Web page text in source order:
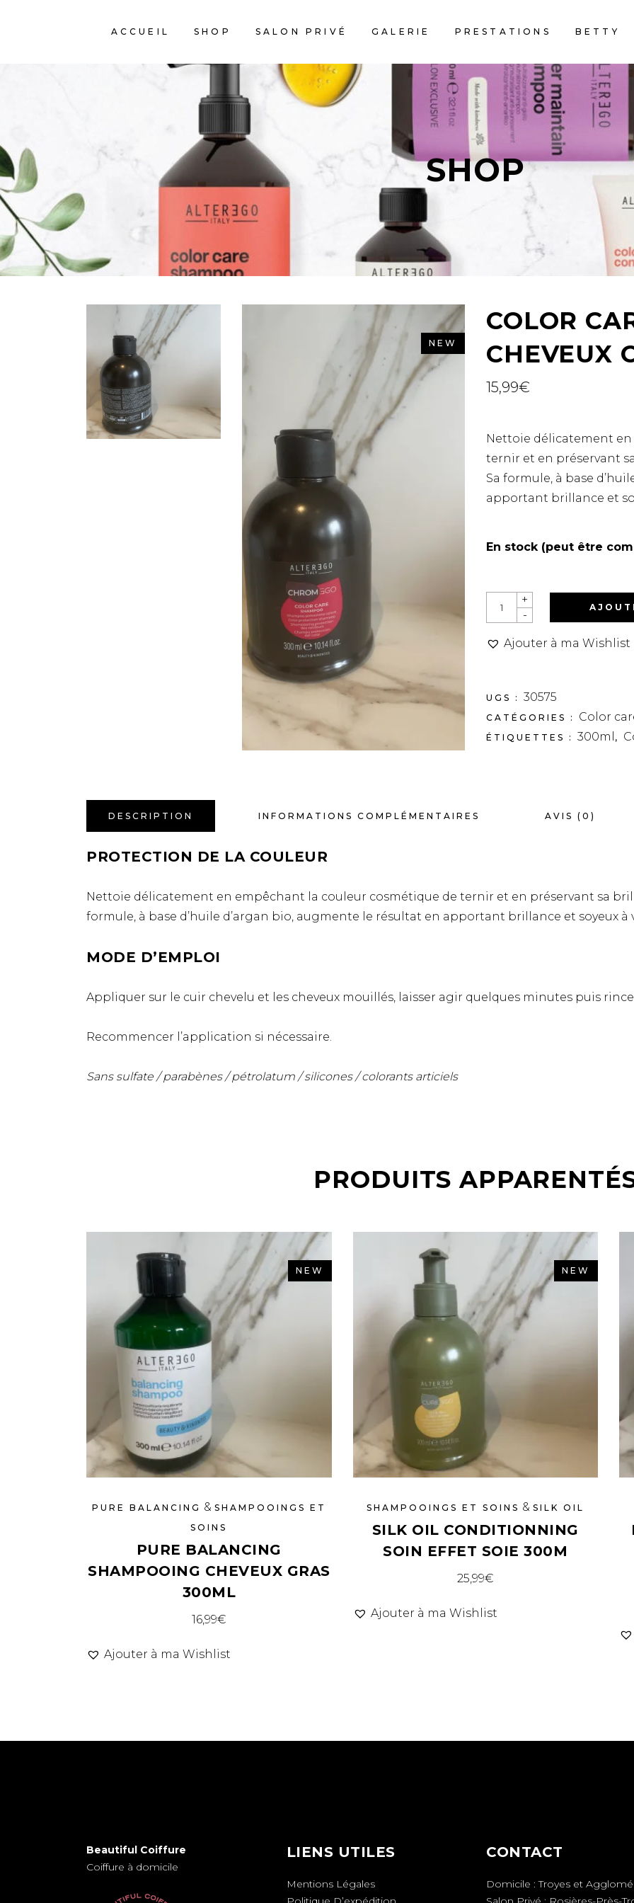
ACCUEIL SHOP SALON PRIVÉ GALERIE PRESTATIONS BETTY
SHOP
NEW
COLOR
CHEVEUX
15,99€
Nettoie délicatement
ternir et en préservant
Sa formule, à base
apportant brillance et
En stock (peut être
QUANTITY
-
+
Ajouter à ma Wishlist
UGS : 30575
CATÉGORIES : Color
ÉTIQUETTES : 300ml ,
DESCRIPTION INFORMATIONS COMPLÉMENTAIRES AVIS (0)
PROTECTION DE LA COULEUR
Nettoie délicatement en empêchant la couleur cosmétique de ternir et en préservant sa
formule, à base d’huile d’argan bio, augmente le résultat en apportant brillance et soyeux à
MODE D’EMPLOI
Appliquer sur le cuir chevelu et les cheveux mouillés, laisser agir quelques minutes puis
Recommencer l’application si nécessaire.
Sans sulfate / parabènes / pétrolatum / silicones / colorants articiels
PRODUITS
NEW
PURE BALANCING & SHAMPOOINGS ET
SOINS
PURE BALANCING
SHAMPOOING CHEVEUX GRAS
300ML
16,99€
Ajouter à ma Wishlist
NEW
SHAMPOOINGS ET SOINS & SILK OIL
SILK OIL CONDITIONNING
SOIN EFFET SOIE 300M
25,99€
Ajouter à ma Wishlist
Beautiful Coiffure
Coiffure à domicile
LIENS UTILES
Mentions Légales
CONTACT
Domicile : Troyes et